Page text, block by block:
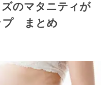
のマタニティが
プ まとめ